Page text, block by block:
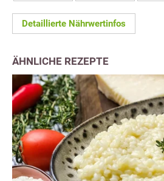
Detaillierte Nährwertinfos
ÄHNLICHE REZEPTE